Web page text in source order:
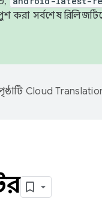
পুশ করা সর্বশেষ
Cloud